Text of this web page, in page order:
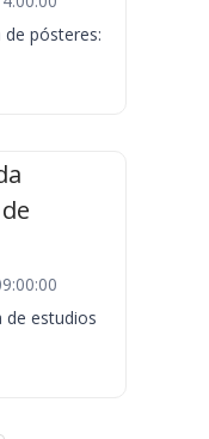
de pósteres:
de estudios